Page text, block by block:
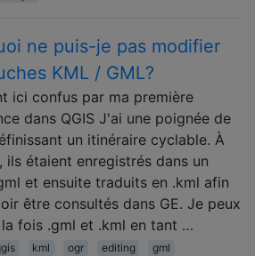
ne puis-je pas modifier
KML / GML?
ici confus par ma première
dans QGIS J'ai une poignée de
un itinéraire cyclable. À
ils étaient enregistrés dans un
et ensuite traduits en .kml afin
être consultés dans GE. Je peux
fois .gml et .kml en tant …
kml ogr editing gml